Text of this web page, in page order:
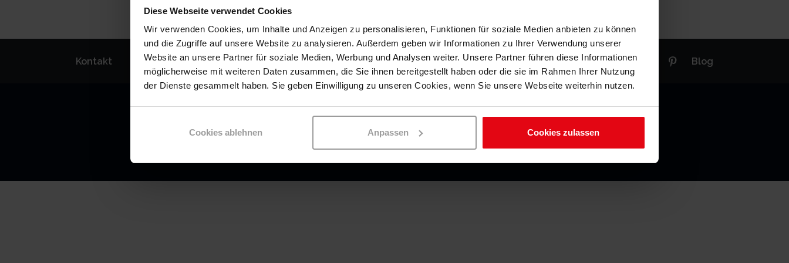
Diese Webseite verwendet Cookies
Wir verwenden Cookies, um Inhalte und Anzeigen zu personalisieren, Funktionen für soziale Medien anbieten zu können
und die Zugriffe auf unsere Website zu analysieren. Außerdem geben wir Informationen zu Ihrer Verwendung unserer
Website an unsere Partner für soziale Medien, Werbung und Analysen weiter. Unsere Partner führen diese Informationen
möglicherweise mit weiteren Daten zusammen, die Sie ihnen bereitgestellt haben oder die sie im Rahmen Ihrer Nutzung
der Dienste gesammelt haben. Sie geben Einwilligung zu unseren Cookies, wenn Sie unsere Webseite weiterhin nutzen.
Cookies ablehnen Anpassen Cookies zulassen
Kontakt Cookie Richtlinie Datenschutz Häufig gestellte Fragen Impressum Blog
© 2026 Swiss Sense